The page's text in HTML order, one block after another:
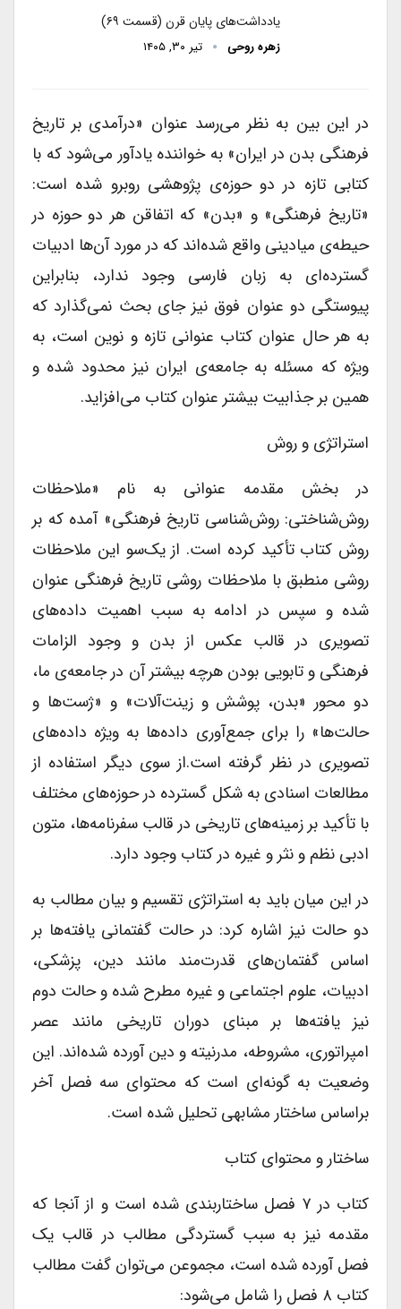
یادداشت‌های پایان قرن (قسمت ۶۹)
زهره روحی تیر ۳۰, ۱۴۰۵
در این بین به نظر می‌رسد عنوان «درآمدی بر تاریخ
فرهنگی بدن در ایران» به خواننده یادآور می‌شود که با
کتابی تازه در دو حوزه‌ی پژوهشی روبرو شده است:
«تاریخ فرهنگی» و «بدن» که اتفاقن هر دو حوزه در
حیطه‌ی میادینی واقع شده‌اند که در مورد آن‌ها ادبیات
گسترده‌ای به زبان فارسی وجود ندارد، بنابراین
پیوستگی دو عنوان فوق نیز جای بحث نمی‌گذارد که
به هر حال عنوان کتاب عنوانی تازه و نوین است، به
ویژه که مسئله به جامعه‌ی ایران نیز محدود شده و
همین بر جذابیت بیشتر عنوان کتاب می‌افزاید.
استراتژی و روش
در بخش مقدمه عنوانی به نام «ملاحظات
روش‌شناختی: روش‌شناسی تاریخ فرهنگی» آمده که بر
روش کتاب تأکید کرده است. از یک‌سو این ملاحظات
روشی منطبق با ملاحظات روشی تاریخ فرهنگی عنوان
شده و سپس در ادامه به سبب اهمیت داده‌های
تصویری در قالب عکس از بدن و وجود الزامات
فرهنگی و تابویی بودن هرچه بیشتر آن در جامعه‌ی ما،
دو محور «بدن، پوشش و زینت‌آلات» و «ژست‌ها و
حالت‌ها» را برای جمع‌آوری داده‌ها به ویژه داده‌های
تصویری در نظر گرفته است.از سوی دیگر استفاده از
مطالعات اسنادی به شکل گسترده در حوزه‌های مختلف
با تأکید بر زمینه‌‌های تاریخی در قالب سفرنامه‌ها، متون
ادبی نظم و نثر و غیره در کتاب وجود دارد.
در این میان باید به استراتژی تقسیم و بیان مطالب به
دو حالت نیز اشاره کرد: در حالت گفتمانی یافته‌ها بر
اساس گفتمان‌های قدرت‌مند مانند دین، پزشکی،
ادبیات، علوم اجتماعی و غیره مطرح شده و حالت دوم
نیز یافته‌ها بر مبنای دوران تاریخی مانند عصر
امپراتوری، ‌مشروطه، مدرنیته و دین آورده شده‌اند. این
وضعیت به گونه‌ای است که محتوای سه فصل آخر
براساس ساختار مشابهی تحلیل شده‌ است.
ساختار و محتوای کتاب
کتاب در ۷ فصل ساختاربندی شده است و از آنجا که
مقدمه نیز به سبب گستردگی مطالب در قالب یک
فصل آورده شده است، مجموعن می‌توان گفت مطالب
کتاب ۸ فصل را شامل می‌شود: